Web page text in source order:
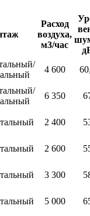
Расход
воздуха,
м3/час
4 600
6 350
2 400
2 600
3 300
5 000